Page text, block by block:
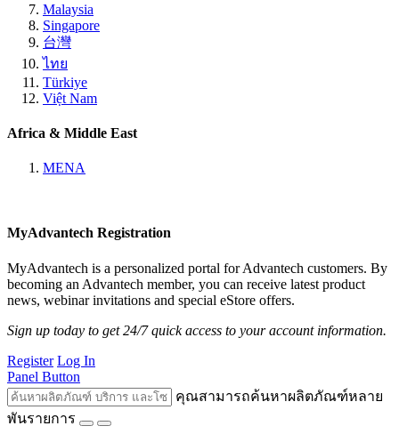
Malaysia
Singapore
台灣
ไทย
Türkiye
Việt Nam
Africa & Middle East
MENA
MyAdvantech Registration
MyAdvantech is a personalized portal for Advantech customers. By
becoming an Advantech member, you can receive latest product
news, webinar invitations and special eStore offers.
Sign up today to get 24/7 quick access to your account information.
Register Log In
Panel Button
คุณสามารถค้นหาผลิตภัณฑ์หลาย
พันรายการ